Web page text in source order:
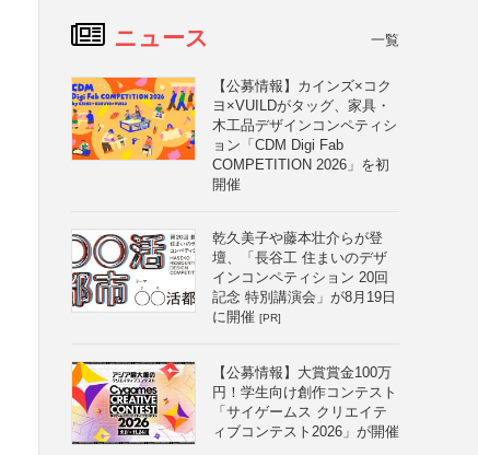
ニュース 一覧
【公募情報】カインズ×コク
ヨ×VUILDがタッグ、家具・
木工品デザインコンペティシ
ョン「CDM Digi Fab
COMPETITION 2026」を初
開催
乾久美子や藤本壮介らが登
壇、「長谷工 住まいのデザ
インコンペティション 20回
記念 特別講演会」が8月19日
に開催 [PR]
【公募情報】大賞賞金100万
円！学生向け創作コンテスト
「サイゲームス クリエイテ
ィブコンテスト2026」が開催